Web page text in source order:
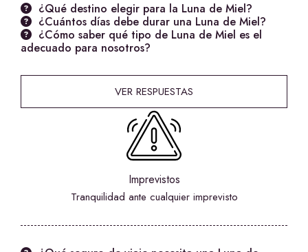
¿Qué destino elegir para la Luna de Miel?
¿Cuántos días debe durar una Luna de Miel?
¿Cómo saber qué tipo de Luna de Miel es el
adecuado para nosotros?
VER RESPUESTAS
Imprevistos
Tranquilidad ante cualquier imprevisto